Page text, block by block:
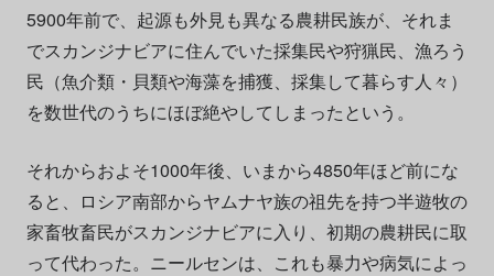
5900年前で、起源も外見も異なる農耕民族が、それま
でスカンジナビアに住んでいた採集民や狩猟民、漁ろう
民（魚介類・貝類や海藻を捕獲、採集して暮らす人々）
を数世代のうちにほぼ絶やしてしまったという。
それからおよそ1000年後、いまから4850年ほど前にな
ると、ロシア南部からヤムナヤ族の祖先を持つ半遊牧の
家畜牧畜民がスカンジナビアに入り、初期の農耕民に取
って代わった。ニールセンは、これも暴力や病気によっ